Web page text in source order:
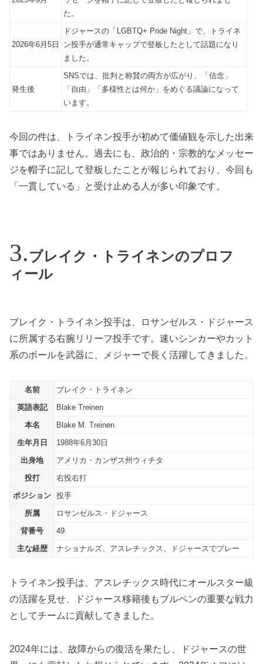
た。
2026年6月5日
ドジャースの「LGBTQ+ Pride Night」で、トライネ
ン投手が通常キャップで登板したとして話題になり
ました。
発生後
SNSでは、批判と称賛の両方が広がり、「信念」
「自由」「多様性とは何か」をめぐる議論になって
います。
今回の件は、トライネン投手が初めて価値観を示した出来
事ではありません。過去にも、政治的・宗教的なメッセー
ジを帽子に記して登板したことが報じられており、今回も
「一貫している」と受け止める人が多い印象です。
ブレイク・トライネンのプロフ
ィール
ブレイク・トライネン投手は、ロサンゼルス・ドジャース
に所属する右腕リリーフ投手です。速いシンカーやカット
系のボールを武器に、メジャーで長く活躍してきました。
名前
ブレイク・トライネン
英語表記
Blake Treinen
本名
Blake M. Treinen
生年月日
1988年6月30日
出身地
アメリカ・カンザス州ウィチタ
投打
右投右打
ポジション 投手
所属
ロサンゼルス・ドジャース
背番号
49
主な経歴
ナショナルズ、アスレチックス、ドジャースでプレー
トライネン投手は、アスレチックス時代にオールスター級
の活躍を見せ、ドジャース移籍後もブルペンの重要な戦力
としてチームに貢献してきました。
2024年には、故障からの復活を果たし、ドジャースの世